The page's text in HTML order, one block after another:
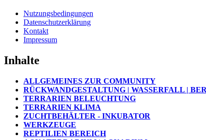
Nutzungsbedingungen
Datenschutzerklärung
Kontakt
Impressum
Inhalte
ALLGEMEINES ZUR COMMUNITY
RÜCKWANDGESTALTUNG | WASSERFALL |
TERRARIEN BELEUCHTUNG
TERRARIEN KLIMA
ZUCHTBEHÄLTER - INKUBATOR
WERKZEUGE
REPTILIEN BEREICH